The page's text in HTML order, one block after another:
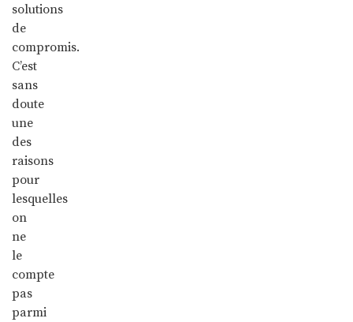
solutions
de
compromis.
C’est
sans
doute
une
des
raisons
pour
lesquelles
on
ne
le
compte
pas
parmi